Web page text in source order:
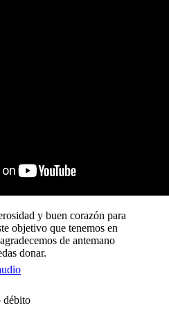
y buen corazón para
objetivo que tenemos en
de antemano
donar.
débito